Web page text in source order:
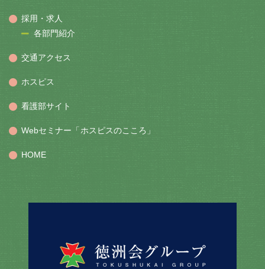
採用・求人
各部門紹介
交通アクセス
ホスピス
看護部サイト
Webセミナー「ホスピスのこころ」
HOME